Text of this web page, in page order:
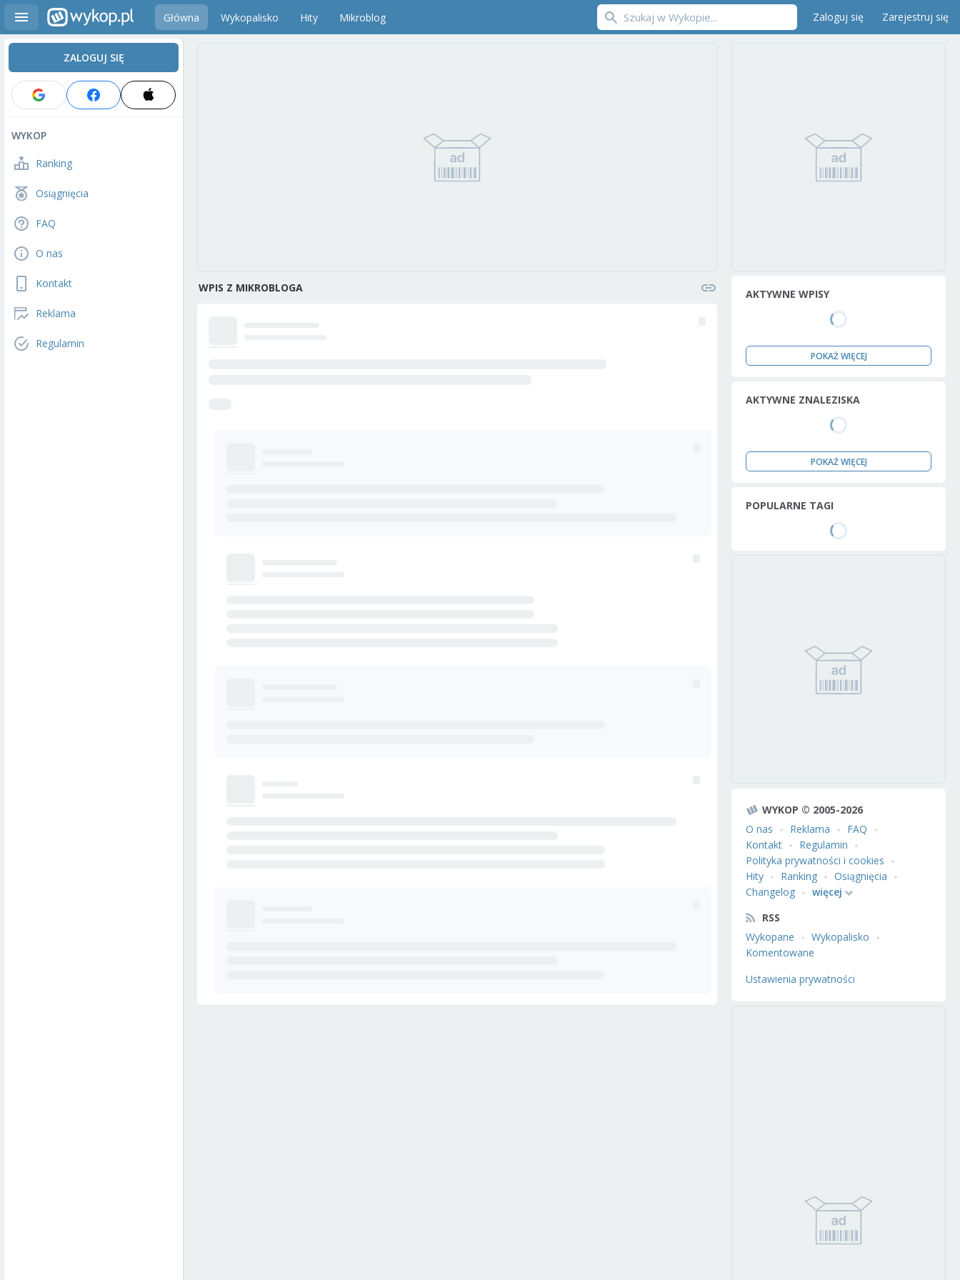
Główna Wykopalisko Hity Mikroblog Zaloguj się Zarejestruj się
ZALOGUJ SIĘ
WYKOP
Ranking
Osiągnięcia
FAQ
O nas
Kontakt
Reklama
Regulamin
WPIS Z MIKROBLOGA AKTYWNE WPISY
POKAŻ WIĘCEJ
AKTYWNE ZNALEZISKA
POKAŻ WIĘCEJ
POPULARNE TAGI
WYKOP © 2005-2026
O nas
Reklama
FAQ
Kontakt
Regulamin
Polityka prywatności i cookies
Hity
Ranking
Osiągnięcia
Changelog
więcej
RSS
Wykopane
Wykopalisko
Komentowane
Ustawienia prywatności